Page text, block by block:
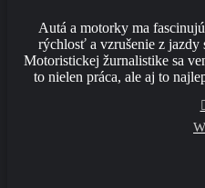
Autá a motorky ma
rýchlosť a vzrušenie z
Motoristickej žurnalistike sa
to nielen práca, ale aj to